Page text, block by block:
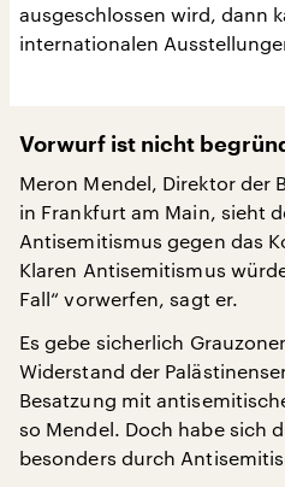
ausgeschlossen wird, dann
internationalen
Vorwurf ist nicht
Meron Mendel, Direktor der
in Frankfurt am Main, sieht
Antisemitismus gegen das
Klaren Antisemitismus
Fall“ vorwerfen, sagt er.
Es gebe sicherlich
Widerstand der
Besatzung mit
so Mendel. Doch habe sich
besonders durch